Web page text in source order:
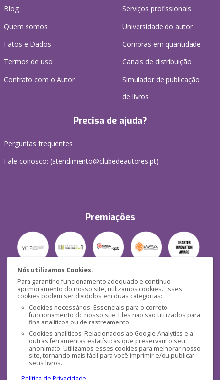
Nós utilizamos Cookies.
Para garantir o funcionamento adequado e contínuo
aprimoramento do nosso site, utilizamos cookies. Esses
cookies podem ser divididos em duas categorias:
Cookies necessários: Essenciais para o correto
funcionamento do nosso site. Eles não são utilizados para
fins analíticos ou de rastreamento.
Cookies analíticos: Relacionados ao Google Analytics e a
outras ferramentas estatísticas que preservam o seu
anonimato. Utilizamos esses cookies para melhorar nosso
site, tornando mais fácil para você imprimir e/ou publicar
seus livros.
Política de Privacidade
.
Blog
Quem somos
Fatos e Dados
Termos de uso
Contrato com o Autor
Serviços profissionais
Universidade do autor
Compras em quantidade
Canais de distribuição
Simulador de publicação
de livros
Precisa de ajuda?
Perguntas frequentes
Fale conosco: (atendimento@clubedeautores.pt)
Premiações
Segurança
Mídias Sociais